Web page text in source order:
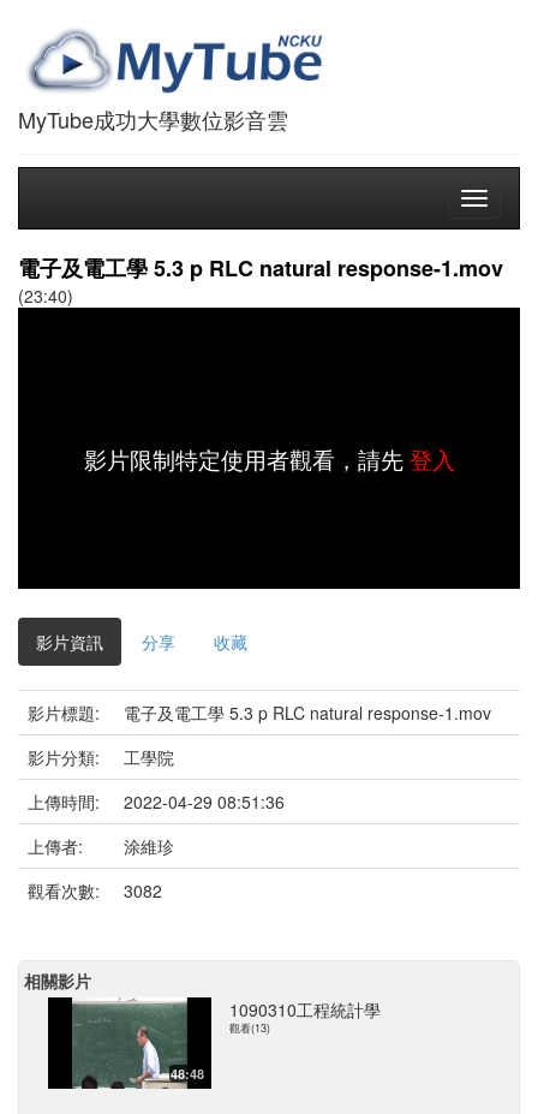
MyTube成功大學數位影音雲
Toggle
電子及電工學 5.3 p RLC natural response-1.mov
(23:40)
影片限制特定使用者觀看，請先登入
影片資訊 分享 收藏
影片標題:
電子及電工學 5.3 p RLC natural response-1.mov
影片分類:
工學院
上傳時間:
2022-04-29 08:51:36
上傳者:
涂維珍
觀看次數:
3082
相關影片
48:48
1090310工程統計學
觀看(13)